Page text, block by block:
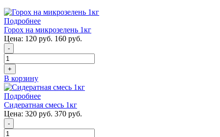
Подробнее
Горох на микрозелень 1кг
Цена: 120 руб. 160 руб.
-
+
В корзину
Подробнее
Сидератная смесь 1кг
Цена: 320 руб. 370 руб.
-